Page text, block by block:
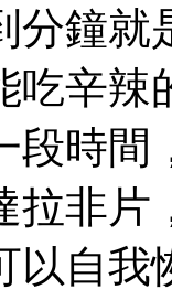
分鐘
吃辛辣
段時
拉非
以自我